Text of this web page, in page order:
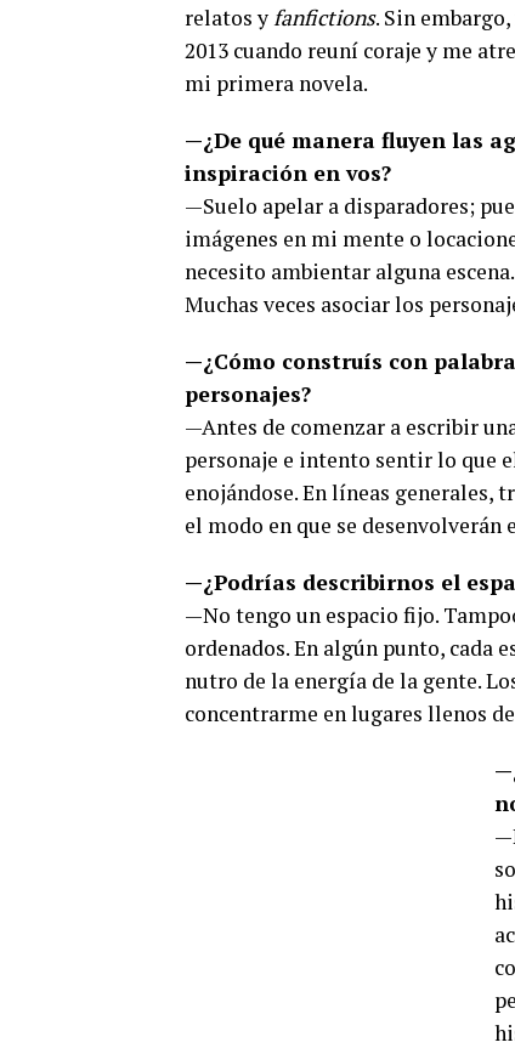
relatos yfanfictions. Sin
2013 cuando reuní coraje y me
mi primera novela.
—¿De qué manera fluyen las
inspiración en vos?
—Suelo apelar a disparadores;
imágenes en mi mente o
necesito ambientar alguna
Muchas veces asociar los
—¿Cómo construís con
personajes?
—Antes de comenzar a escribir
personaje e intento sentir lo que
enojándose. En líneas generales,
el modo en que se desenvolverán
—¿Podrías describirnos el
—No tengo un espacio fijo.
ordenados. En algún punto, cada
nutro de la energía de la gente.
concentrarme en lugares llenos